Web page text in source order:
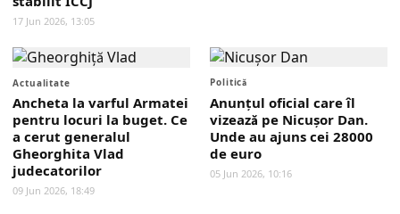
17 Jun 2026, 13:05
Actualitate
Ancheta la varful Armatei
pentru locuri la buget. Ce
a cerut generalul
Gheorghita Vlad
judecatorilor
09 Jun 2026, 18:49
Politică
Anunțul oficial care îl
vizează pe Nicușor Dan.
Unde au ajuns cei 28000
de euro
05 Jun 2026, 10:16